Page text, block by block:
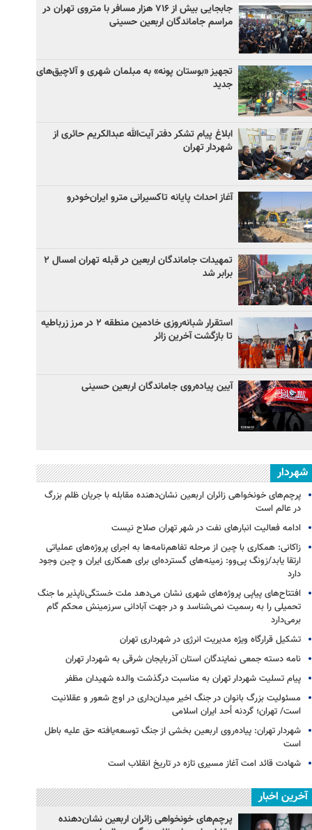
جابجایی بیش از ۷۱۶ هزار مسافر با متروی تهران در
مراسم جاماندگان اربعین حسینی
تجهیز «بوستان پونه» به مبلمان شهری و آلاچیق‌های
جدید
ابلاغ پیام تشکر دفتر آیت‌الله عبدالکریم حائری از
شهردار تهران
آغاز احداث پایانه تاکسیرانی مترو ایران‌خودرو
تمهیدات جاماندگان اربعین در قبله تهران امسال ۲
برابر شد
استقرار شبانه‌روزی خادمین منطقه ۲ در مرز زرباطیه
تا بازگشت آخرین زائر
آیین پیاده‌روی جاماندگان اربعین حسینی
شهردار
پرچم‌های خونخواهی زائران اربعین نشان‌دهنده مقابله با جریان ظلم بزرگ
در عالم است
ادامه فعالیت انبارهای نفت در شهر تهران صلاح نیست
زاکانی: همکاری با چین از مرحله تفاهم‌نامه‌ها به اجرای پروژه‌های عملیاتی
ارتقا یابد/زونگ پی‌وو: زمینه‌های گسترده‌ای برای همکاری ایران و چین وجود
دارد
افتتاح‌های پیاپی پروژه‌های شهری نشان می‌دهد ملت خستگی‌ناپذیر ما جنگ
تحمیلی را به رسمیت نمی‌شناسد و در جهت آبادانی سرزمینش محکم گام
برمی‌دارد
تشکیل قرارگاه ویژه مدیریت انرژی در شهرداری تهران
نامه دسته جمعی نمایندگان استان آذربایجان شرقی به شهردار تهران
پیام تسلیت شهردار تهران به مناسبت درگذشت والده شهیدان مظفر
مسئولیت بزرگ بانوان در جنگ اخیر میدان‌داری‌ در اوج شعور و عقلانیت
است/ تهران؛ گردنه اُحد ایران اسلامی
شهردار تهران: پیاده‌روی اربعین بخشی از جنگ توسعه‌یافته حق علیه باطل
است
شهادت قائد امت آغاز مسیری تازه در تاریخ انقلاب است
آخرین اخبار
پرچم‌های خونخواهی زائران اربعین نشان‌دهنده